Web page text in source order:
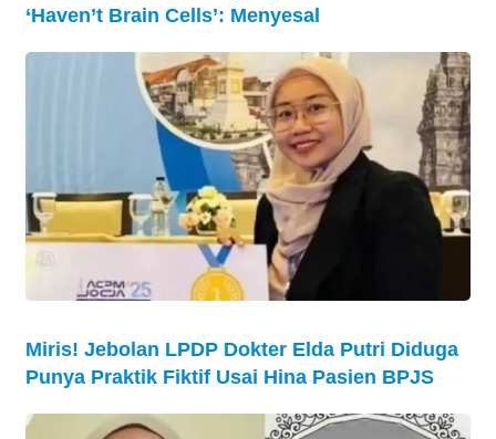
‘Haven’t Brain Cells’: Menyesal
Miris! Jebolan LPDP Dokter Elda Putri Diduga
Punya Praktik Fiktif Usai Hina Pasien BPJS